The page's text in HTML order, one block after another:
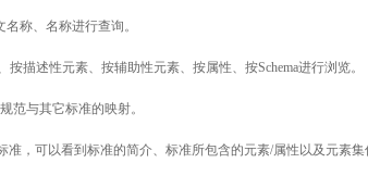
称、名称进行查询。
描述性元素、按辅助性元素、按属性、按Schema进行浏览。
范与其它标准的映射。
，可以看到标准的简介、标准所包含的元素/属性以及元素集